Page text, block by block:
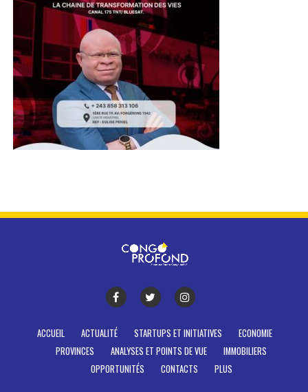
ACCUEIL ACTUALITÉ STARTUPS ET INITIATIVES
ECONOMIE
PROVINCES
ANALYSES ET POINTS DE VUE
IMMOBILIERS
OPPORTUNITÉS
CONTACTS PLUS